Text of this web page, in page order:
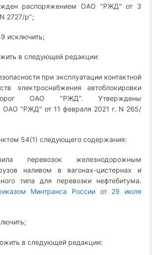
распоряжением ОАО "РЖД" от 3
2727/р";
исключить;
в следующей редакции:
при эксплуатации контактной
электроснабжения автоблокировки
ОАО "РЖД". Утверждены
ОАО "РЖД" от 11 февраля 2021 г. N 265/
54(1) следующего содержания:
перевозок железнодорожным
наливом в вагонах-цистернах и
типа для перевозки нефтебитума.
Минтранса России от 29 июля
в следующей редакции: